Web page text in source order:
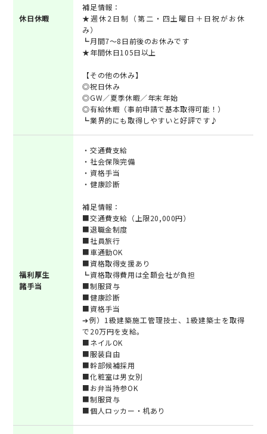
休日休暇
補足情報：
★週休2日制（第二・四土曜日＋日祝がお休
み）
┗月間7～8日前後のお休みです
★年間休日105日以上
【その他の休み】
◎祝日休み
◎GW／夏季休暇／年末年始
◎有給休暇（事前申請で基本取得可能！）
┗業界的にも取得しやすいと好評です♪
福利厚生
諸手当
・交通費支給
・社会保険完備
・資格手当
・健康診断
補足情報：
■交通費支給（上限20,000円）
■退職金制度
■社員旅行
■車通勤OK
■資格取得支援あり
┗資格取得費用は全額会社が負担
■制服貸与
■健康診断
■資格手当
➔例）1級建築施工管理技士、1級建築士を取得
で20万円を支給。
■ネイルOK
■服装自由
■幹部候補採用
■化粧室は男女別
■お弁当持参OK
■制服貸与
■個人ロッカー・机あり